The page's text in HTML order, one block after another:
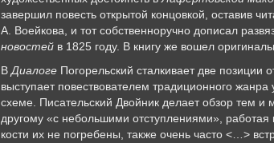
завершил повесть открытой концовкой, оставив
А. Воейкова, и тот собственноручно дописал
новостей в 1825 году. В книгу же вошел
ВДиалоге Погорельский сталкивает две позиции
выступает повествователем традиционного
схеме. Писательский Двойник делает обзор тем и
другому «с небольшими отступлениями»,
кости их не погребены, также очень часто <…>